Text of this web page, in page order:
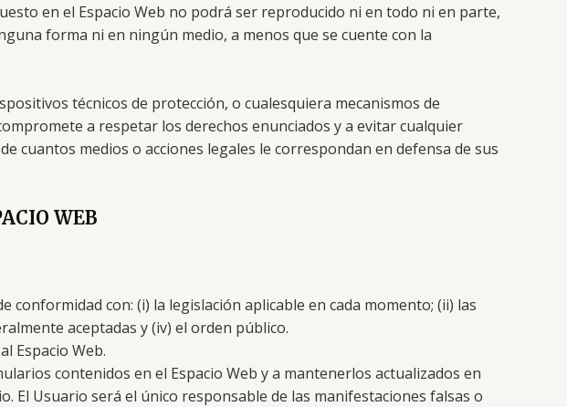
en el Espacio Web no podrá ser reproducido ni en todo ni en parte,
forma ni en ningún medio, a menos que se cuente con la
técnicos de protección, o cualesquiera mecanismos de
a respetar los derechos enunciados y a evitar cualquier
cuantos medios o acciones legales le correspondan en defensa de sus
WEB
conformidad con: (i) la legislación aplicable en cada momento; (ii) las
aceptadas y (iv) el orden público.
Espacio Web.
contenidos en el Espacio Web y a mantenerlos actualizados en
El Usuario será el único responsable de las manifestaciones falsas o